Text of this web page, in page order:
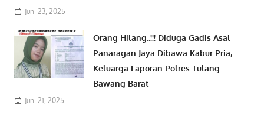
Juni 23, 2025
Orang Hilang..!!! Diduga Gadis Asal
Panaragan Jaya Dibawa Kabur Pria;
Keluarga Laporan Polres Tulang
Bawang Barat
Juni 21, 2025